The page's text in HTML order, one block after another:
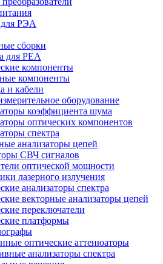
РЭА
сборки
для РЕА
компоненты
компоненты
и кабели
оборудование
коэффициента шума
оптических компонентов
спектра
анализаторы цепей
СВЧ сигналов
оптической мощности
лазерного излучения
анализаторы спектра
векторные анализаторы цепей
переключатели
платформы
оптические аттенюаторы
анализаторы спектра